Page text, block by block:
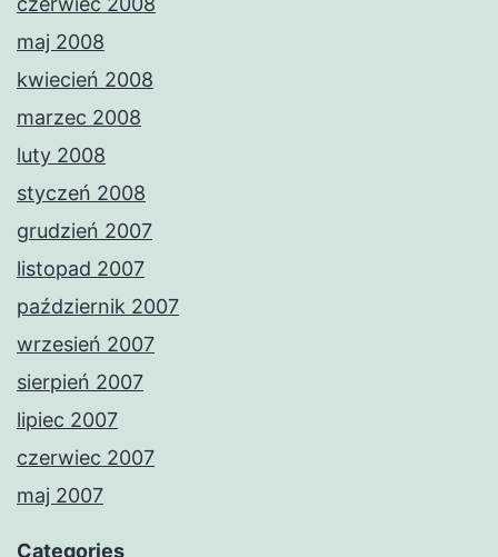
maj 2008
kwiecień 2008
marzec 2008
luty 2008
styczeń 2008
grudzień 2007
listopad 2007
październik 2007
wrzesień 2007
sierpień 2007
lipiec 2007
czerwiec 2007
maj 2007
Categories